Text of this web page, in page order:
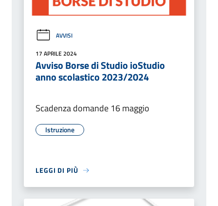
AVVISI
17 APRILE 2024
Avviso Borse di Studio ioStudio
anno scolastico 2023/2024
Scadenza domande 16 maggio
Istruzione
LEGGI DI PIÙ